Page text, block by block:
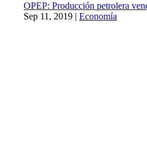
OPEP: Producción petrolera
Sep 11, 2019 | Economía